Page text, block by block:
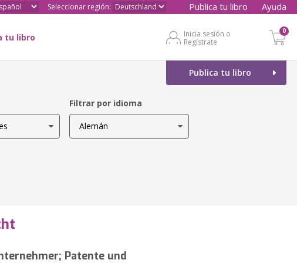
Seleccionar región: Publica tu libro Ayuda
tu libro
Inicia sesión o
Regístrate
0
Publica tu libro
Filtrar por idioma
Patente und